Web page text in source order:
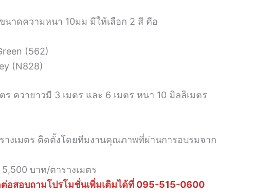
นาดความหนา 10มม มีให้เลือก 2 สี คือ
(562)
(N828)
ร ควายาวมี 3 เมตร และ 6 เมตร หนา 10 มิลลิเมตร
งเมตร ติดตั้งโดยทีมงานคุณภาพที่ผ่านการอบรมจาก
บาท/ตารางเมตร
อสอบถามโปรโมชั่นเพิ่มเติมได้ที่ 095-515-0600